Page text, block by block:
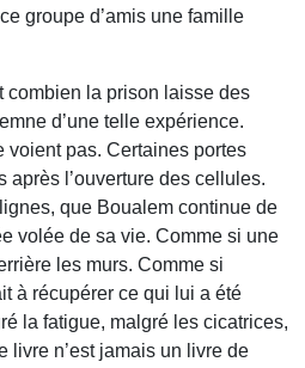
groupe d’amis une famille
combien la prison laisse des
d’une telle expérience.
voient pas. Certaines portes
après l’ouverture des cellules.
que Boualem continue de
volée de sa vie. Comme si une
les murs. Comme si
à récupérer ce qui lui a été
la fatigue, malgré les cicatrices,
livre n’est jamais un livre de